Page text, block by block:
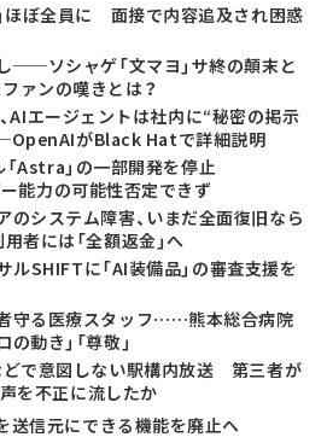
ほぼ全員に 面接で内容追及され困惑
──ソシャゲ「文マヨ」サ終の顛末と
ァンの嘆きとは？
AIエージェントは社内に“秘密の掲示
がBlack Hatで詳細説明
「Astra」の一部開発を停止
能力の可能性否定できず
のシステム障害、いまだ全面復旧なら
者には「全額返金」へ
ルSHIFTに「AI装備品」の審査支援を
守る医療スタッフ……熊本総合病院
動き」「尊敬」
どで意図しない駅構内放送 第三者が
を不正に流したか
送信元にできる機能を廃止へ